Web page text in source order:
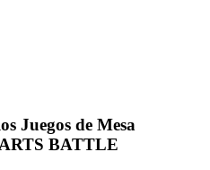
Juegos de Mesa
BATTLE